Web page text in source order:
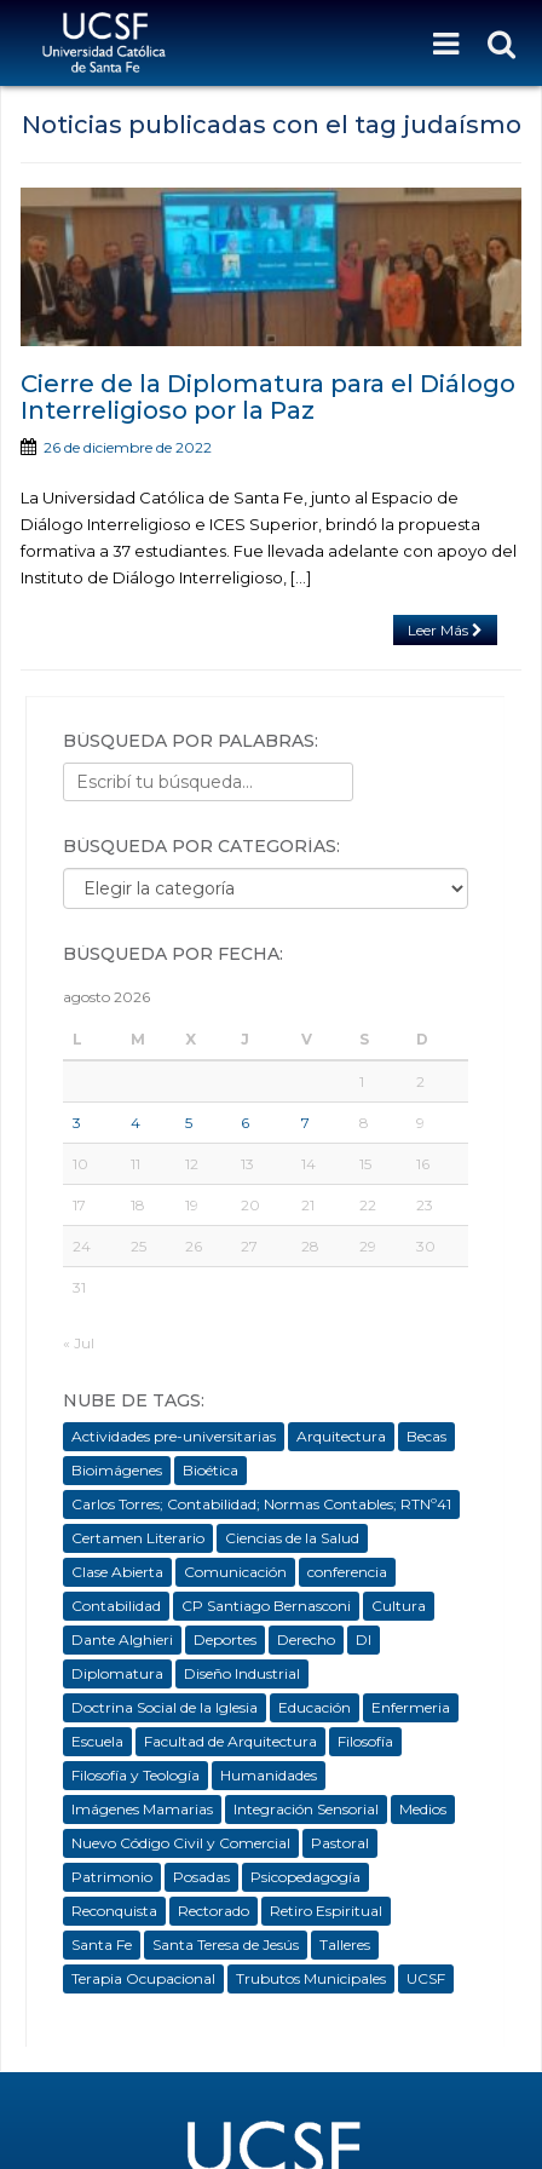
Noticias publicadas con el tag judaísmo
Cierre de la Diplomatura para el Diálogo
Interreligioso por la Paz
26 de diciembre de 2022
La Universidad Católica de Santa Fe, junto al Espacio de
Diálogo Interreligioso e ICES Superior, brindó la propuesta
formativa a 37 estudiantes. Fue llevada adelante con apoyo del
Instituto de Diálogo Interreligioso, […]
Leer Más
BÚSQUEDA POR PALABRAS:
BÚSQUEDA POR CATEGORÍAS:
Búsqueda por categorías:
BÚSQUEDA POR FECHA:
agosto 2026
L M X J V S D
1 2
3 4 5 6 7 8 9
10 11 12 13 14 15 16
17 18 19 20 21 22 23
24 25 26 27 28 29 30
31
« Jul
NUBE DE TAGS:
Actividades pre-universitarias Arquitectura
Becas
Bioimágenes
Bioética
Carlos Torres; Contabilidad; Normas Contables; RTNº41
Certamen Literario
Ciencias de la Salud
Clase Abierta
Comunicación
conferencia
Contabilidad
CP Santiago Bernasconi
Cultura
Dante Alghieri
Deportes Derecho
DI
Diplomatura
Diseño Industrial
Doctrina Social de la Iglesia
Educación
Enfermeria
Escuela
Facultad de Arquitectura
Filosofía
Filosofía y Teología
Humanidades
Imágenes Mamarias
Integración Sensorial
Medios
Nuevo Código Civil y Comercial
Pastoral
Patrimonio
Posadas
Psicopedagogía
Reconquista
Rectorado
Retiro Espiritual
Santa Fe
Santa Teresa de Jesús
Talleres
Terapia Ocupacional
Trubutos Municipales UCSF